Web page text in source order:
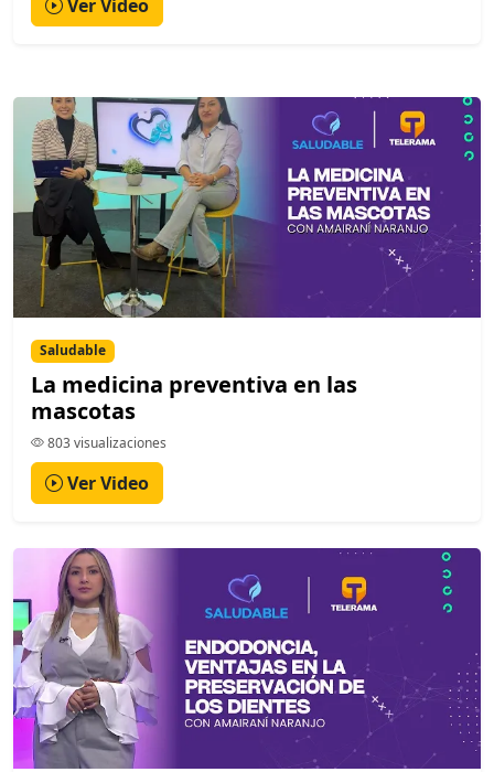
Ver Video
Saludable
La medicina preventiva en las
mascotas
803 visualizaciones
Ver Video